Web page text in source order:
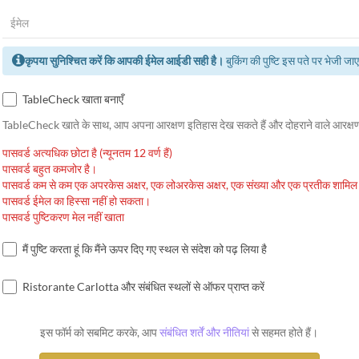
कृपया सुनिश्चित करें कि आपकी ईमेल आईडी सही है। बुकिंग की पुष्टि इस पते पर भेजी
TableCheck खाता बनाएँ
TableCheck खाते के साथ, आप अपना आरक्षण इतिहास देख सकते हैं और दोहराने वाले
पासवर्ड अत्यधिक छोटा है (न्यूनतम 12 वर्ण हैं)
पासवर्ड बहुत कमजोर है।
पासवर्ड कम से कम एक अपरकेस अक्षर, एक लोअरकेस अक्षर, एक संख्या और एक प्रतीक शामिल
पासवर्ड ईमेल का हिस्सा नहीं हो सकता।
पासवर्ड पुष्टिकरण मेल नहीं खाता
मैं पुष्टि करता हूं कि मैंने ऊपर दिए गए स्थल से संदेश को पढ़ लिया है
Ristorante Carlotta और संबंधित स्थलों से ऑफर प्राप्त करें
इस फॉर्म को सबमिट करके, आपसंबंधित शर्तें और नीतियांसे सहमत होते हैं।